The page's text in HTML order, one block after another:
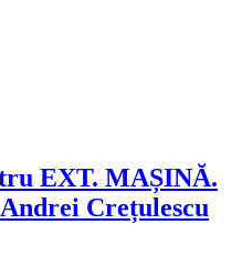
EXT. MAȘINĂ.
Crețulescu